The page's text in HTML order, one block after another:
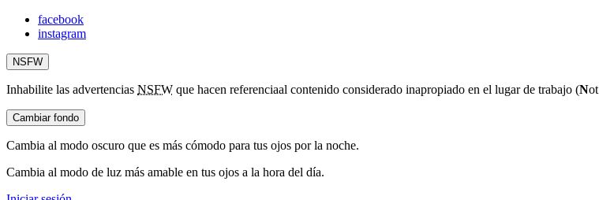
facebook
instagram
NSFW
Inhabilite las advertencias NSFW que hacen referenciaal contenido considerado inapropiado en el lugar de trabajo (Not
Cambiar fondo
Cambia al modo oscuro que es más cómodo para tus ojos por la noche.
Cambia al modo de luz más amable en tus ojos a la hora del día.